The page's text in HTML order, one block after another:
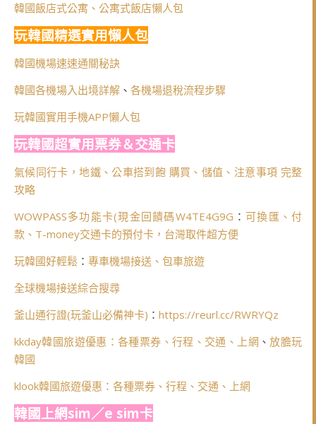
韓國飯店式公寓、公寓式飯店懶人包
玩韓國精選實用懶人包
韓國機場速速通關秘訣
韓國各機場入出境詳解 、 各機場退稅流程步驟
玩韓國實用手機APP懶人包
玩韓國超實用票券＆交通卡
氣候同行卡，地鐵、公車搭到飽 購買、儲值、注意事項 完整
攻略
WOWPASS多功能卡(現金回饋碼W4TE4G9G ：可換匯、付
款、T-money交通卡的預付卡，台灣取件超方便
玩韓國好輕鬆 ： 專車機場接送、包車旅遊
全球機場接送綜合搜尋
釜山通行證(玩釜山必備神卡) ： https://reurl.cc/RWRYQz
kkday韓國旅遊優惠：各種票券、行程、交通、上網 、放膽玩
韓國
klook韓國旅遊優惠：各種票券、行程、交通、上網
韓國上網sim／e sim卡